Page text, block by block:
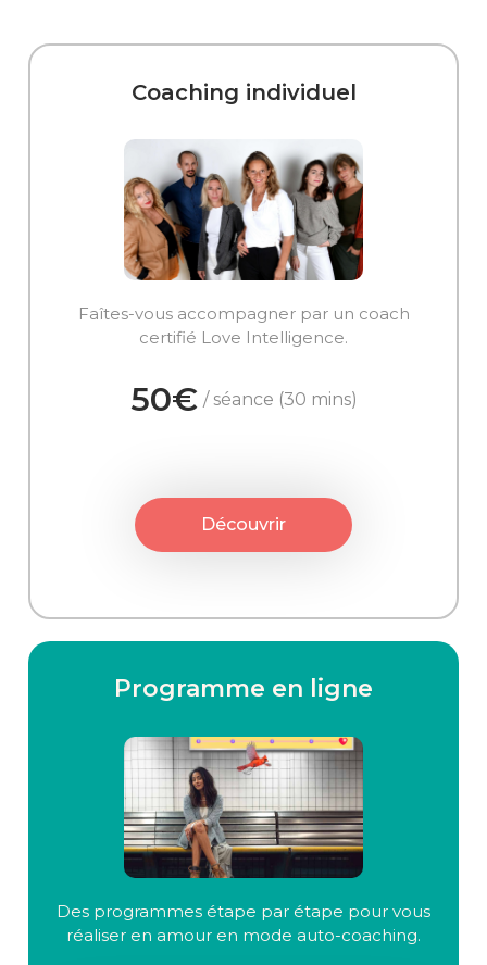
Coaching individuel
Faîtes-vous accompagner par un coach
certifié Love Intelligence.
50€ / séance (30 mins)
Découvrir
Programme en ligne
Des programmes étape par étape pour vous
réaliser en amour en mode auto-coaching.